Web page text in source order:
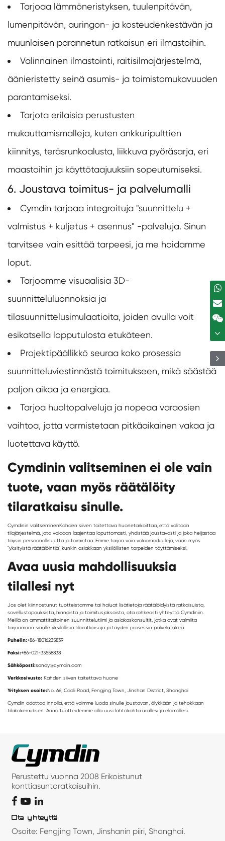
Tarjoaa lämmöneristyksen, tuulenpitävän,
lumenpitävän, auringon- ja kosteudenkestävän ja
muunlaisen parannetun ratkaisun eri ilmastoihin.
Valinnainen ilmastointi, raitisilmajärjestelmä,
äänieristetty seinä asumis- ja toimistomukavuuden
parantamiseksi.
Tarjota erilaisia perustusten
mukauttamismalleja, kuten ankkuripulttien
kiinnitys, teräsrunkoalusta, liikkuva pyöräsarja, eri
maastoihin ja käyttötaajuuksiin sopeutumiseksi.
6. Joustava toimitus- ja palvelumalli
Cymdin tarjoaa integroituja "suunnittelu +
valmistus + kuljetus + asennus" -palveluja. Sinun
tarvitsee vain esittää tarpeesi, ja me hoidamme
loput.
Tarjoamme visuaalisia 3D-
suunnitteluluonnoksia ja
tilasuunnittelusimulaatioita, joiden avulla voit
esikatsella lopputulosta etukäteen.
Projektipäällikkö seuraa koko prosessia
suunnitteluviestinnästä toimitukseen, mikä säästää
paljon aikaa ja energiaa.
Tarjoa huoltopalveluja ja nopeaa varaosien
vaihtoa, jotta varmistetaan pitkäaikainen vakaa ja
luotettava käyttö.
Cymdinin valitseminen ei ole vain
tuote, vaan myös räätälöity
tilaratkaisu sinulle.
Cymdinin valitseminenKahden siiven taitettava huonetarkoittaa, että valitaan
tilajärjestelmä, jota voidaan laajentaa loputtomasti, yhdistää joustavasti ja joka heijastaa
täysin persoonallisuutta ja toimintaa. Emme tarjoa vain vakiomoduuleja, vaan myös
"yksityistä räätälöintiä" kunkin asiakkaan yksilöllisten tarpeiden täyttämiseksi.
Avaa uusia mahdollisuuksia
tilallesi nyt
Jos olet kiinnostunut tuotteistamme tai haluat lisätietoja räätälöidyistä ratkaisuista,
sovellustapauksista, hinnoista ja toimitusjaksoista, ota rohkeasti yhteyttä Cymdiniin.
Meillä on ammattitaitoinen suunnittelutiimi ja asiakaskonsultit, jotka ovat valmiita
tarjoamaan sinulle yksilöllisiä tilaratkaisuja ja täyden prosessin palvelutukea.
Puhelin:+86-18016235839
Faksi:+86-021-33558838
Sähköposti:sandy@cymdin.com
Verkkosivusto: Kahden siiven taitettava huone
Yrityksen osoite:No. 66, Caoli Road, Fengjing Town, Jinshan District, Shanghai
Cymdin odottaa innolla, että voimme luoda sinulle joustavan, älykkään ja tehokkaan
tilakokemuksen. Anna tuotteidemme olla uusi lähtökohta urallesi ja elämällesi.
Perustettu vuonna 2008 Erikoistunut
konttiasuntoratkaisuihin.
Ota yhteyttä
Osoite: Fengjing Town, Jinshanin piiri, Shanghai.